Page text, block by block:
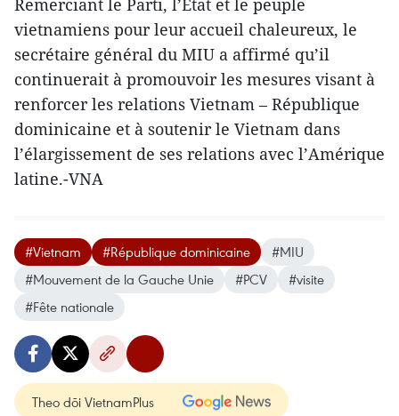
Remerciant le Parti, l’État et le peuple
vietnamiens pour leur accueil chaleureux, le
secrétaire général du MIU a affirmé qu’il
continuerait à promouvoir les mesures visant à
renforcer les relations Vietnam – République
dominicaine et à soutenir le Vietnam dans
l’élargissement de ses relations avec l’Amérique
latine.-VNA
#Vietnam #République dominicaine
#MIU
#Mouvement de la Gauche Unie
#PCV
#visite
#Fête nationale
Theo dõi VietnamPlus